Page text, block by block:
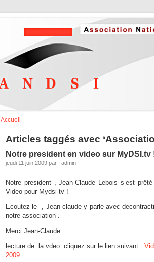
Accueil
Articles taggés avec
Notre president en video sur MyDSI.tv
jeudi 11 juin 2009 par : admin
Notre president , Jean-Claude Lebois s’est
Video pour Mydsi-tv !
Ecoutez le , Jean-claude y parle avec
notre association .
Merci Jean-Claude ……
lecture de la vdeo cliquez sur le lien suivant
2009